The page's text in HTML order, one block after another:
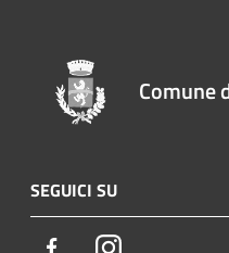
Comune
SEGUICI SU
FacebookInstagram